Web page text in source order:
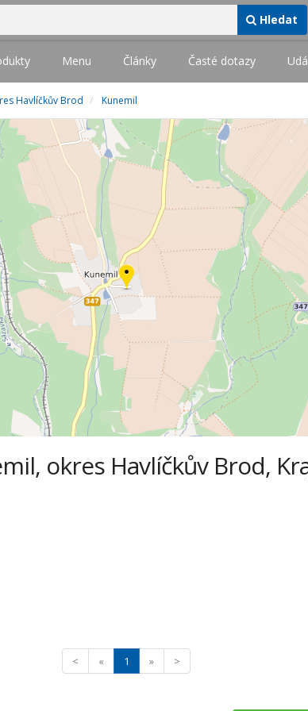
Hledat
Menu Články Časté dotazy
Havlíčkův Brod Kunemil
okres Havlíčkův Brod,
< « 1 » >